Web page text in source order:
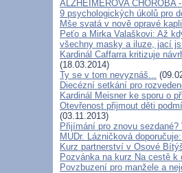
ALZHEIMEROVA CHOROBA
9 psychologických úkolů pro
Mše svatá v nově opravé
Peťo a Mirka Valaškovi: Až
všechny masky a iluze, jací
Kardinál Caffarra kritizuje
(18.03.2014)
Ty se v tom nevyznáš...
Diecézní setkání pro
Kardinál Meisner ke sporu o
Otevřenost přijmout děti
(03.11.2013)
Přijímání pro znovu
MUDr. Lázničková
Kurz partnerství v Osové
Pozvánka na kurz Na cestě k
Povzbuzení pro manžele a